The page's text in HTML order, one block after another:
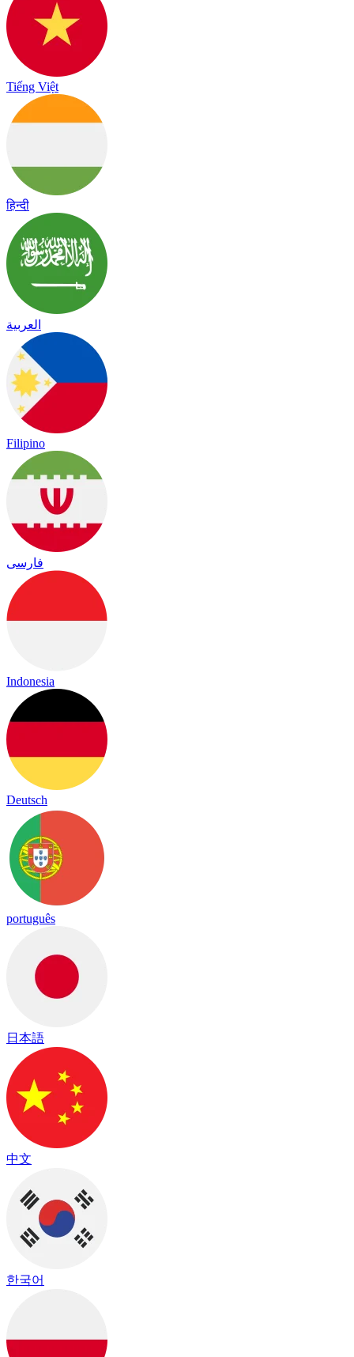
Tiếng Việt
हिन्दी
العربية
Filipino
فارسی
Indonesia
Deutsch
português
日本語
中文
한국어